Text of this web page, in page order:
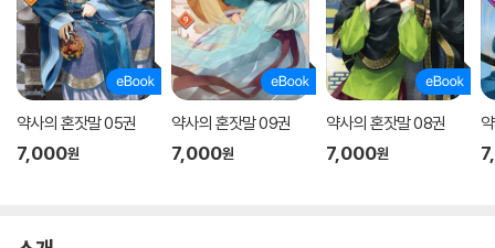
약사의 혼잣말 05권
7,000원
약사의 혼잣말 09권
7,000원
약사의 혼잣말 08권
7,000원